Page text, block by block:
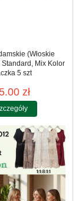
(Włoskie
Mix Kolor
5 szt
zł